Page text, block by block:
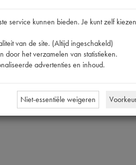
ROOD EXTRA
service kunnen bieden. Je kunt zelf
van de site. (Altijd ingeschakeld)
door het verzamelen van statistieken.
advertenties en inhoud.
Niet-essentiële weigeren